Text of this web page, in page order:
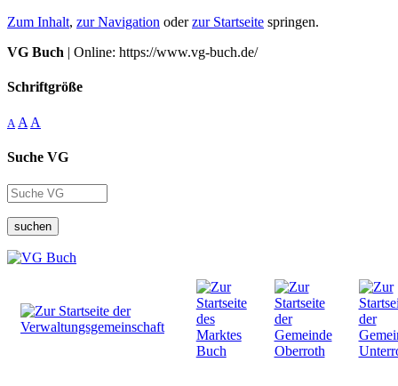
Zum Inhalt, zur Navigation oderzur Startseite springen.
VG Buch | Online: https://www.vg-buch.de/
Schriftgröße
A A A
Suche VG
suchen